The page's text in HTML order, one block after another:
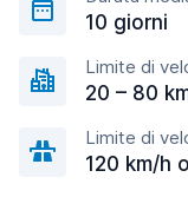
10 giorni
Limite di
20 – 80
Limite di
120 km/h